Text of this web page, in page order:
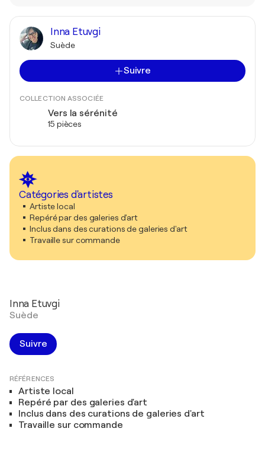
Inna Etuvgi
Suède
Suivre
COLLECTION ASSOCIÉE
Vers la sérénité
15 pièces
Catégories d'artistes
Artiste local
Repéré par des galeries d'art
Inclus dans des curations de galeries d'art
Travaille sur commande
Inna Etuvgi
Suède
Suivre
RÉFÉRENCES
Artiste local
Repéré par des galeries d'art
Inclus dans des curations de galeries d'art
Travaille sur commande